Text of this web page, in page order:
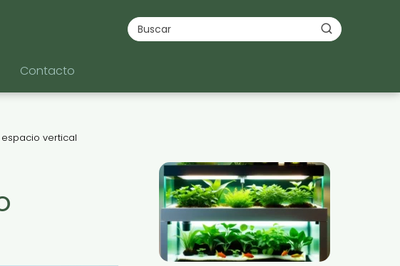
Contacto
vertical